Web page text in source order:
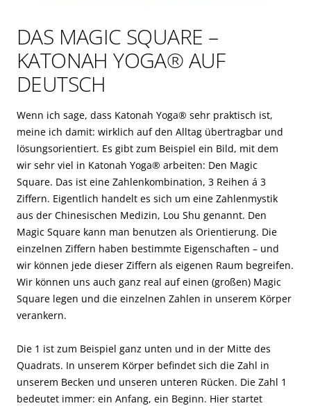
DAS MAGIC SQUARE –
KATONAH YOGA® AUF
DEUTSCH
Wenn ich sage, dass Katonah Yoga® sehr praktisch ist,
meine ich damit: wirklich auf den Alltag übertragbar und
lösungsorientiert. Es gibt zum Beispiel ein Bild, mit dem
wir sehr viel in Katonah Yoga® arbeiten: Den Magic
Square. Das ist eine Zahlenkombination, 3 Reihen á 3
Ziffern. Eigentlich handelt es sich um eine Zahlenmystik
aus der Chinesischen Medizin, Lou Shu genannt. Den
Magic Square kann man benutzen als Orientierung. Die
einzelnen Ziffern haben bestimmte Eigenschaften – und
wir können jede dieser Ziffern als eigenen Raum begreifen.
Wir können uns auch ganz real auf einen (großen) Magic
Square legen und die einzelnen Zahlen in unserem Körper
verankern.
Die 1 ist zum Beispiel ganz unten und in der Mitte des
Quadrats. In unserem Körper befindet sich die Zahl in
unserem Becken und unseren unteren Rücken. Die Zahl 1
bedeutet immer: ein Anfang, ein Beginn. Hier startet